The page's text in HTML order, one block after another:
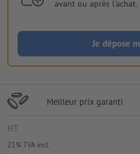
avant ou après l'achat.
Je dépose
Meilleur prix garanti
HT
21% TVA incl.